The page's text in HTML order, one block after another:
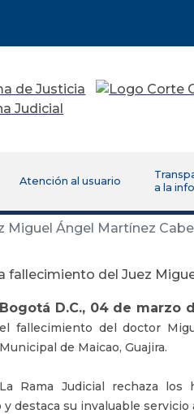
Atención al usuario
a la
Miguel Ángel Martínez
fallecimiento del Juez
Bogotá D.C., 04 de marzo
el fallecimiento del doctor
Municipal de Maicao, Guajira.
La Rama Judicial rechaza
destaca su invaluable